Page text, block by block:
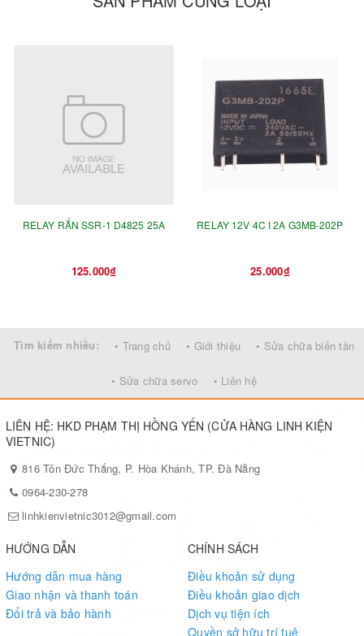
RELAY RẮN SSR-1 D4825 25A
125.000₫
RELAY 12V 4C I 2A G3MB-202P
25.000₫
Tìm kiếm nhiều: • Trang chủ • Giới thiệu • Sửa chữa biến tần
• Sửa chữa servo • Liên hệ
LIÊN HỆ: HKD PHẠM THỊ HỒNG YẾN (CỬA HÀNG LINH KIỆN
VIETNIC)
816 Tôn Đức Thắng, P. Hòa Khánh, TP. Đà Nẵng
0964-230-278
linhkienvietnic3012@gmail.com
HƯỚNG DẪN
Hướng dẫn mua hàng
Giao nhận và thanh toán
Đổi trả và bảo hành
CHÍNH SÁCH
Điều khoản sử dụng
Điều khoản giao dịch
Dịch vụ tiện ích
Quyền sở hữu trí tuệ